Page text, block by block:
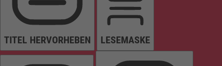
TITEL HERVORHEBEN LESEMASKE